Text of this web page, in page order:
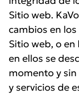
Sitio web.
cambios en
Sitio web, o
en ellos se
momento y sin
y servicios de